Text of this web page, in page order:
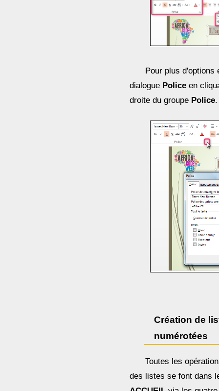
Pour plus d'options
dialogue Police en
droite du groupe Police.
Création de
numérotées
Toutes les
des listes se font dans